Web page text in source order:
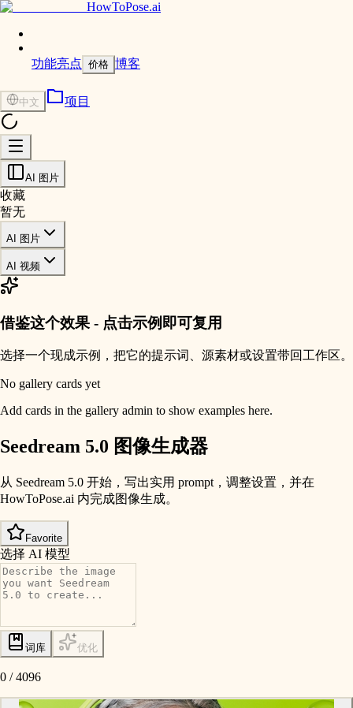
HowToPose.ai
功能亮点 价格 博客
中文 项目
AI 图片
收藏
暂无
AI 图片
AI 视频
借鉴这个效果 - 点击示例即可复用
选择一个现成示例，把它的提示词、源素材或设置带回工作区。
No gallery cards yet
Add cards in the gallery admin to show examples here.
Seedream 5.0 图像生成器
从 Seedream 5.0 开始，写出实用 prompt，调整设置，并在
HowToPose.ai 内完成图像生成。
Favorite
选择 AI 模型
词库 优化
0 /4096